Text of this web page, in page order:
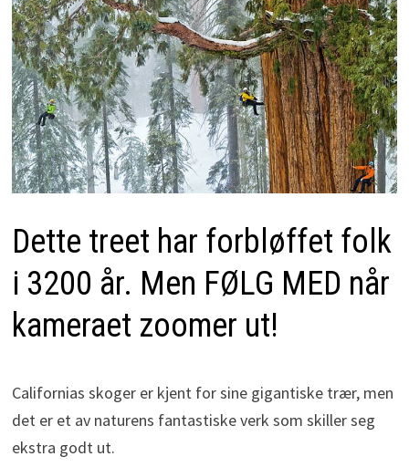
Dette treet har forbløffet folk
i 3200 år. Men FØLG MED når
kameraet zoomer ut!
Californias skoger er kjent for sine gigantiske trær, men
det er et av naturens fantastiske verk som skiller seg
ekstra godt ut.